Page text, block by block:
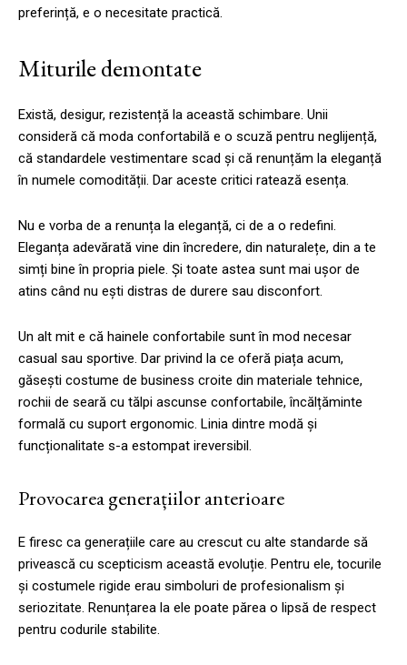
preferință, e o necesitate practică.
Miturile demontate
Există, desigur, rezistență la această schimbare. Unii
consideră că moda confortabilă e o scuză pentru neglijență,
că standardele vestimentare scad și că renunțăm la eleganță
în numele comodității. Dar aceste critici ratează esența.
Nu e vorba de a renunța la eleganță, ci de a o redefini.
Eleganța adevărată vine din încredere, din naturalețe, din a te
simți bine în propria piele. Și toate astea sunt mai ușor de
atins când nu ești distras de durere sau disconfort.
Un alt mit e că hainele confortabile sunt în mod necesar
casual sau sportive. Dar privind la ce oferă piața acum,
găsești costume de business croite din materiale tehnice,
rochii de seară cu tălpi ascunse confortabile, încălțăminte
formală cu suport ergonomic. Linia dintre modă și
funcționalitate s-a estompat ireversibil.
Provocarea generațiilor anterioare
E firesc ca generațiile care au crescut cu alte standarde să
privească cu scepticism această evoluție. Pentru ele, tocurile
și costumele rigide erau simboluri de profesionalism și
seriozitate. Renunțarea la ele poate părea o lipsă de respect
pentru codurile stabilite.